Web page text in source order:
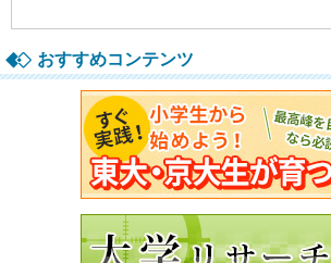
おすすめコンテンツ